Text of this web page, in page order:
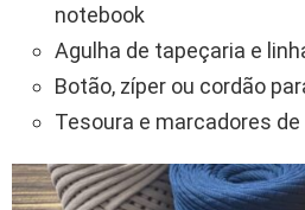
notebook
Agulha de tapeçaria e
Botão, zíper ou cordão
Tesoura e marcadores